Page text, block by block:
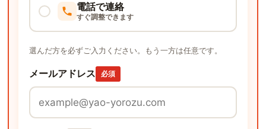
電話で連絡
すぐ調整できます
選んだ方を必ずご入力ください。もう一方は任意です。
メールアドレス 必須